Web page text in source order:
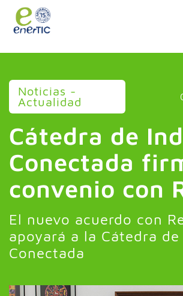
Noticias -
Actualidad
Cátedra de
Conectada
convenio con
El nuevo acuerdo con
apoyará a la Cátedra
Conectada